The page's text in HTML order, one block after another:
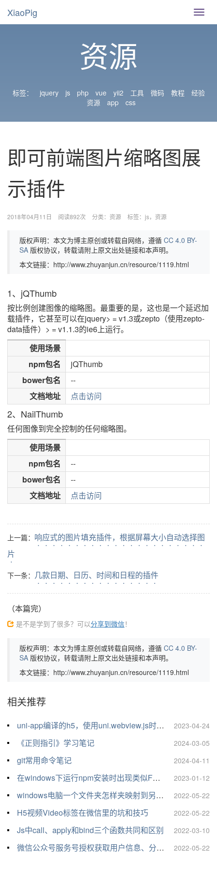
导
航
XiaoPig
资源
标签： jquery js php vue yii2 工具 微码 教程
经验
资源
app css
即可前端图片缩略图展
示插件
2018年04月11日 阅读892次 分类： 资源 标签： js 资源
版权声明：本文为博主原创或转载自网络，遵循 CC 4.0 BY-
SA 版权协议，转载请附上原文出处链接和本声明。
本文链接：http://www.zhuyanjun.cn/resource/1119.html
1、jQThumb
按比例创建图像的缩略图。最重要的是，这也是一个延迟加
载插件，它甚至可以在jquery> = v1.3或zepto（使用zepto-
data插件）> = v1.1.3的ie6上运行。
使用场景
npm包名
jQThumb
bower包名
--
文档地址
点击访问
2、NailThumb
任何图像到完全控制的任何缩略图。
使用场景
npm包名
--
bower包名
--
文档地址
点击访问
上一篇： 响应式的图片填充插件，根据屏幕大小自动选择图
片
下一条： 几款日期、日历、时间和日程的插件
（本篇完）
是不是学到了很多？可以分享到微信！
版权声明：本文为博主原创或转载自网络，遵循 CC 4.0 BY-
SA 版权协议，转载请附上原文出处链接和本声明。
本文链接：http://www.zhuyanjun.cn/resource/1119.html
相关推荐
2023-04-24
uni-app编译的h5，使用uni.webview.js时“uni”关键词冲突解决
2024-03-05
《正则指引》学习笔记
2024-04-11
git常用命令笔记
2023-01-12
在windows下运行npm安装时出现类似FetchError: request to *** failed, reason: connect ECONNREFUSED 127.0.0.1:***的报错解决办法
2022-05-22
windows电脑一个文件夹怎样夹映射到另一个文件夹，怎样创建软链接？
2022-05-22
H5视频Video标签在微信里的坑和技巧
2022-03-10
Js中call、apply和bind三个函数共同和区别
2022-05-22
微信公众号服务号授权获取用户信息、分享和微信支付的配置